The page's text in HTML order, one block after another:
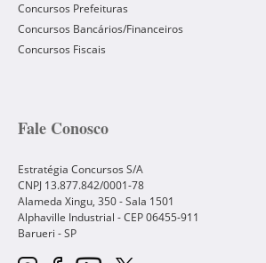
Concursos Prefeituras
Concursos Bancários/Financeiros
Concursos Fiscais
Fale Conosco
Estratégia Concursos S/A
CNPJ 13.877.842/0001-78
Alameda Xingu, 350 - Sala 1501
Alphaville Industrial - CEP06455-911
Barueri -SP